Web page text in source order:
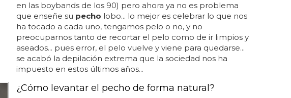
en las boybands de los 90) pero ahora ya no es problema
que enseñe su pecho lobo... lo mejor es celebrar lo que nos
ha tocado a cada uno, tengamos pelo o no, y no
preocuparnos tanto de recortar el pelo como de ir limpios y
aseados... pues error, el pelo vuelve y viene para quedarse...
se acabó la depilación extrema que la sociedad nos ha
impuesto en estos últimos años...
¿Cómo levantar el pecho de forma natural?